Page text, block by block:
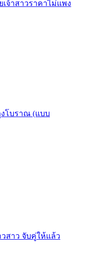
เจ้าสาวราคาไม่แพง
งโบราณ (แบบ
วสาว จับคู่ให้แล้ว